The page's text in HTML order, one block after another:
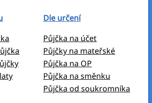
Dle určení
Půjčka na účet
Půjčky na mateřské
Půjčka na OP
Půjčka na směnku
Půjčka od soukromníka